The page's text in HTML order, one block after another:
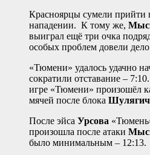
Красноярцы сумели прийти
нападении. К тому же,
выиграл ещё три очка
особых проблем довели
«Тюмени» удалось удачно
сократили отставание –
игре «Тюмени» произошёл
мячей после блока
После эйса Урсова
произошла после атаки
было минимальным – 12:13.